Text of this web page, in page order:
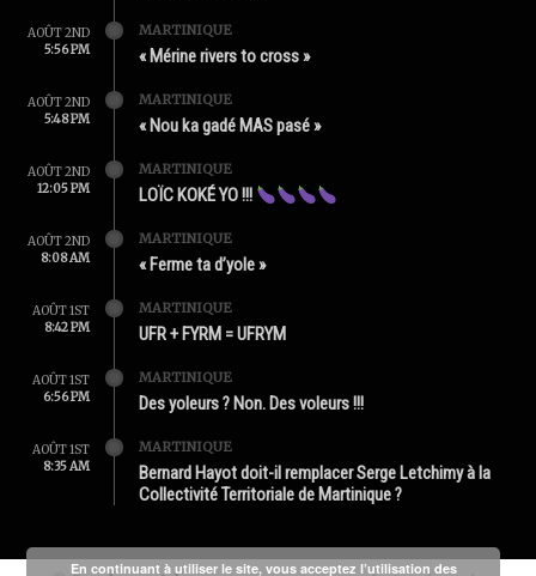
AOÛT 2ND
5:56 PM
MARTINIQUE
« Mérine rivers to cross »
AOÛT 2ND
5:48 PM
MARTINIQUE
« Nou ka gadé MAS pasé »
AOÛT 2ND
12:05 PM
MARTINIQUE
LOÏC KOKÉ YO !!!
AOÛT 2ND
8:08 AM
MARTINIQUE
« Ferme ta d’yole »
AOÛT 1ST
8:42 PM
MARTINIQUE
UFR + FYRM = UFRYM
AOÛT 1ST
6:56 PM
MARTINIQUE
Des yoleurs ? Non. Des voleurs !!!
AOÛT 1ST
8:35 AM
MARTINIQUE
Bernard Hayot doit-il remplacer Serge Letchimy à la
Collectivité Territoriale de Martinique ?
En continuant à utiliser le site, vous acceptez l’utilisation des